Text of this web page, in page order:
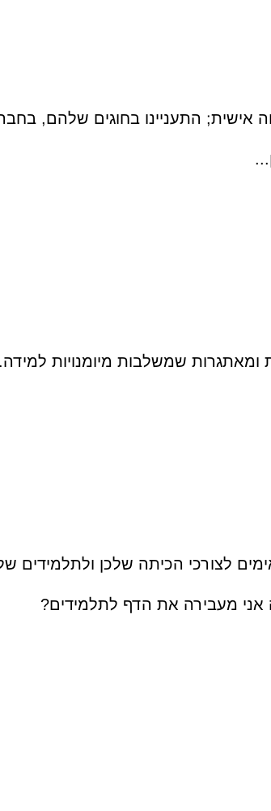
אישית; התעניינו בחוגים שלהם,
ומאתגרות שמשלבות מיומנויות למידה.
לצורכי הכיתה שלכן ולתלמידים
מעבירה את הדף לתלמידים?